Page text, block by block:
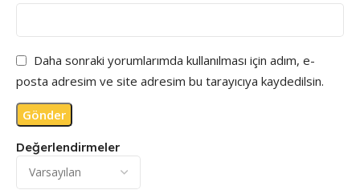
Değerlendirmeler
Daha sonraki yorumlarımda kullanılması için adım, e-
posta adresim ve site adresim bu tarayıcıya kaydedilsin.